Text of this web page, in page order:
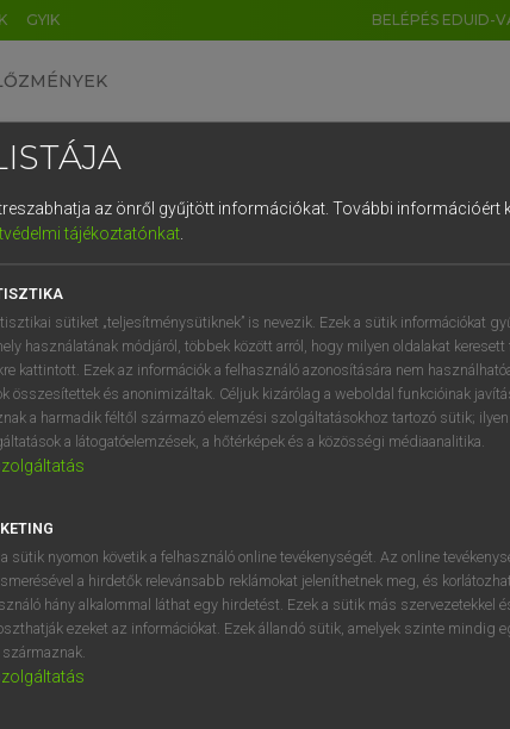
GYIK BELÉPÉS EDUID-
szótár
ELŐFIZETÉSED?
megtekintéséhez.
BELÉPÉS
próbaverziójának
regisztrálok ésbelépek.
REGISZTRÁCIÓ
az önről gyűjtött információkat. További információért
tájékoztatónkat.
sütiket „teljesítménysütiknek” is nevezik. Ezek a sütik információkat
használatának módjáról, többek között arról, hogy milyen oldalakat keresett
kattintott. Ezek az információk a felhasználó azonosítására nem
összesítettek és anonimizáltak. Céljuk kizárólag a weboldal funkcióinak
a harmadik féltől származó elemzési szolgáltatásokhoz tartozó sütik;
a látogatóelemzések, a hőtérképek és a közösségi médiaanalitika.
a sütik nyomon követik a felhasználó online tevékenységét. Az online
a hirdetők relevánsabb reklámokat jeleníthetnek meg, és
hány alkalommal láthat egy hirdetést. Ezek a sütik más szervezetekkel
ezeket az információkat. Ezek állandó sütik, amelyek szinte mindig
DE CN FR ES IT NL
1 2 3 4 5 6 7 8 9
q w e r t z u i
a s d f g h j k l é
í y x c v b n m , .